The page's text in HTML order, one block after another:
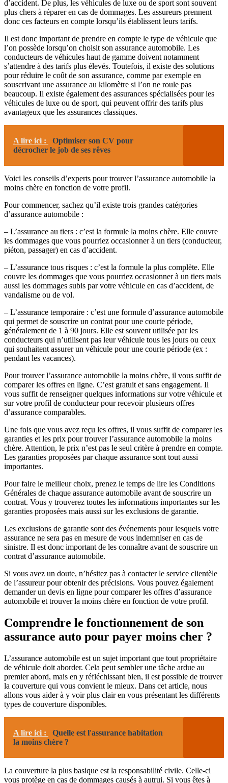
d’accident. De plus, les véhicules de luxe ou de sport sont souvent
plus chers à réparer en cas de dommages. Les assureurs prennent
donc ces facteurs en compte lorsqu’ils établissent leurs tarifs.
Il est donc important de prendre en compte le type de véhicule que
l’on possède lorsqu’on choisit son assurance automobile. Les
conducteurs de véhicules haut de gamme doivent notamment
s’attendre à des tarifs plus élevés. Toutefois, il existe des solutions
pour réduire le coût de son assurance, comme par exemple en
souscrivant une assurance au kilomètre si l’on ne roule pas
beaucoup. Il existe également des assurances spécialisées pour les
véhicules de luxe ou de sport, qui peuvent offrir des tarifs plus
avantageux que les assurances classiques.
A lire ici :
Optimiser son CV pour
décrocher le job de ses rêves
Voici les conseils d’experts pour trouver l’assurance automobile la
moins chère en fonction de votre profil.
Pour commencer, sachez qu’il existe trois grandes catégories
d’assurance automobile :
– L’assurance au tiers : c’est la formule la moins chère. Elle couvre
les dommages que vous pourriez occasionner à un tiers (conducteur,
piéton, passager) en cas d’accident.
– L’assurance tous risques : c’est la formule la plus complète. Elle
couvre les dommages que vous pourriez occasionner à un tiers mais
aussi les dommages subis par votre véhicule en cas d’accident, de
vandalisme ou de vol.
– L’assurance temporaire : c’est une formule d’assurance automobile
qui permet de souscrire un contrat pour une courte période,
généralement de 1 à 90 jours. Elle est souvent utilisée par les
conducteurs qui n’utilisent pas leur véhicule tous les jours ou ceux
qui souhaitent assurer un véhicule pour une courte période (ex :
pendant les vacances).
Pour trouver l’assurance automobile la moins chère, il vous suffit de
comparer les offres en ligne. C’est gratuit et sans engagement. Il
vous suffit de renseigner quelques informations sur votre véhicule et
sur votre profil de conducteur pour recevoir plusieurs offres
d’assurance comparables.
Une fois que vous avez reçu les offres, il vous suffit de comparer les
garanties et les prix pour trouver l’assurance automobile la moins
chère. Attention, le prix n’est pas le seul critère à prendre en compte.
Les garanties proposées par chaque assurance sont tout aussi
importantes.
Pour faire le meilleur choix, prenez le temps de lire les Conditions
Générales de chaque assurance automobile avant de souscrire un
contrat. Vous y trouverez toutes les informations importantes sur les
garanties proposées mais aussi sur les exclusions de garantie.
Les exclusions de garantie sont des événements pour lesquels votre
assurance ne sera pas en mesure de vous indemniser en cas de
sinistre. Il est donc important de les connaître avant de souscrire un
contrat d’assurance automobile.
Si vous avez un doute, n’hésitez pas à contacter le service clientèle
de l’assureur pour obtenir des précisions. Vous pouvez également
demander un devis en ligne pour comparer les offres d’assurance
automobile et trouver la moins chère en fonction de votre profil.
Comprendre le fonctionnement de son
assurance auto pour payer moins cher ?
L’assurance automobile est un sujet important que tout propriétaire
de véhicule doit aborder. Cela peut sembler une tâche ardue au
premier abord, mais en y réfléchissant bien, il est possible de trouver
la couverture qui vous convient le mieux. Dans cet article, nous
allons vous aider à y voir plus clair en vous présentant les différents
types de couverture disponibles.
A lire ici :
Quelle est l'assurance habitation
la moins chère ?
La couverture la plus basique est la responsabilité civile. Celle-ci
vous protège en cas de dommages causés à autrui. Si vous êtes à